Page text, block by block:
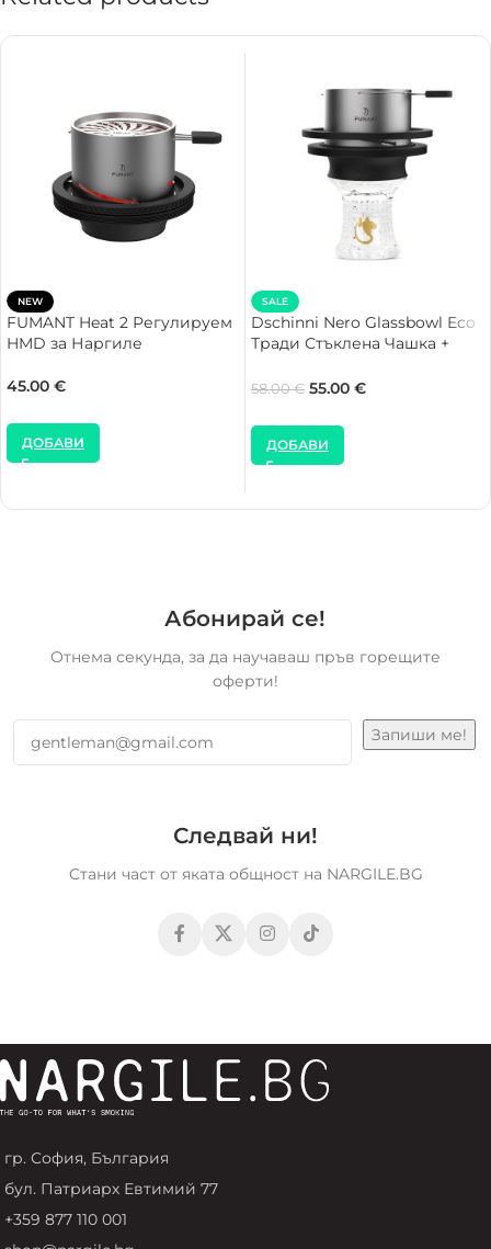
NEW
FUMANT Heat 2 Регулируем
HMD за Наргиле
45.00 €
ДОБАВИ
SALE
Dschinni Nero Glassbowl Eco
Тради Стъклена Чашка +
HMD за Наргиле
58.00€ 55.00 €
ДОБАВИ
Абонирай се!
Отнема секунда, за да научаваш пръв горещите
оферти!
Следвай ни!
Стани част от яката общност на NARGILE.BG
гр. София, България
бул. Патриарх Евтимий 77
+359 877 110 001